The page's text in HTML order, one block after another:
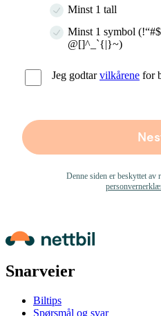
Minst 1 tall
Minst 1 symbol
@[]^_`{|}~)
Jeg godtar vilkårene for
Denne siden er beskyttet
Snarveier
Biltips
Spørsmål og svar